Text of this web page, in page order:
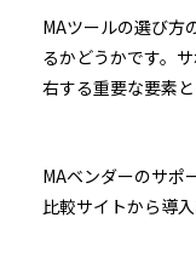
MAツールの選び方
るかどうかです。
右する重要な要素と
MAベンダーのサポ
比較サイトから導